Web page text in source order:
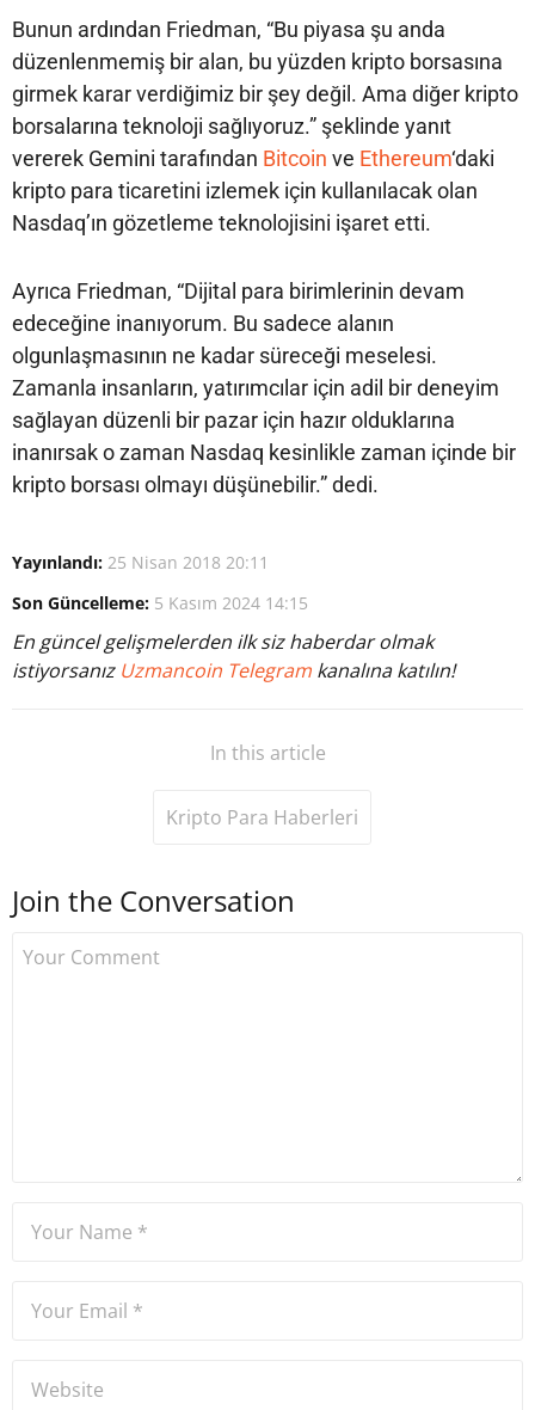
Bunun ardından Friedman, “Bu piyasa şu anda
düzenlenmemiş bir alan, bu yüzden kripto borsasına
girmek karar verdiğimiz bir şey değil. Ama diğer kripto
borsalarına teknoloji sağlıyoruz.” şeklinde yanıt
vererek Gemini tarafından Bitcoin ve Ethereum‘daki
kripto para ticaretini izlemek için kullanılacak olan
Nasdaq’ın gözetleme teknolojisini işaret etti.
Ayrıca Friedman, “Dijital para birimlerinin devam
edeceğine inanıyorum. Bu sadece alanın
olgunlaşmasının ne kadar süreceği meselesi.
Zamanla insanların, yatırımcılar için adil bir deneyim
sağlayan düzenli bir pazar için hazır olduklarına
inanırsak o zaman Nasdaq kesinlikle zaman içinde bir
kripto borsası olmayı düşünebilir.” dedi.
Yayınlandı: 25 Nisan 2018 20:11
Son Güncelleme: 5 Kasım 2024 14:15
En güncel gelişmelerden ilk siz haberdar olmak
istiyorsanız Uzmancoin Telegram kanalına katılın!
In this article
Kripto Para Haberleri
Join the Conversation